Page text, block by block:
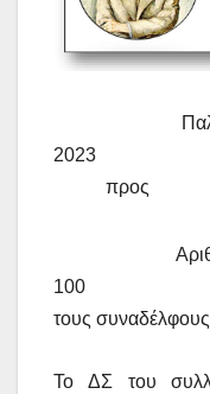
προς
100
τους
Το ΔΣ του